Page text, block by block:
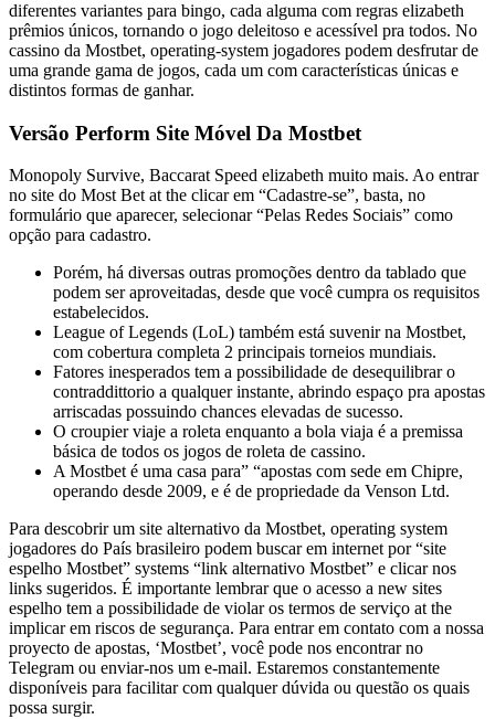
diferentes variantes para bingo, cada alguma com regras elizabeth
prêmios únicos, tornando o jogo deleitoso e acessível pra todos. No
cassino da Mostbet, operating-system jogadores podem desfrutar de
uma grande gama de jogos, cada um com características únicas e
distintos formas de ganhar.
Versão Perform Site Móvel Da Mostbet
Monopoly Survive, Baccarat Speed elizabeth muito mais. Ao entrar
no site do Most Bet at the clicar em “Cadastre-se”, basta, no
formulário que aparecer, selecionar “Pelas Redes Sociais” como
opção para cadastro.
Porém, há diversas outras promoções dentro da tablado que
podem ser aproveitadas, desde que você cumpra os requisitos
estabelecidos.
League of Legends (LoL) também está suvenir na Mostbet,
com cobertura completa 2 principais torneios mundiais.
Fatores inesperados tem a possibilidade de desequilibrar o
contraddittorio a qualquer instante, abrindo espaço pra apostas
arriscadas possuindo chances elevadas de sucesso.
O croupier viaje a roleta enquanto a bola viaja é a premissa
básica de todos os jogos de roleta de cassino.
A Mostbet é uma casa para” “apostas com sede em Chipre,
operando desde 2009, e é de propriedade da Venson Ltd.
Para descobrir um site alternativo da Mostbet, operating system
jogadores do País brasileiro podem buscar em internet por “site
espelho Mostbet” systems “link alternativo Mostbet” e clicar nos
links sugeridos. É importante lembrar que o acesso a new sites
espelho tem a possibilidade de violar os termos de serviço at the
implicar em riscos de segurança. Para entrar em contato com a nossa
proyecto de apostas, ‘Mostbet’, você pode nos encontrar no
Telegram ou enviar-nos um e-mail. Estaremos constantemente
disponíveis para facilitar com qualquer dúvida ou questão os quais
possa surgir.